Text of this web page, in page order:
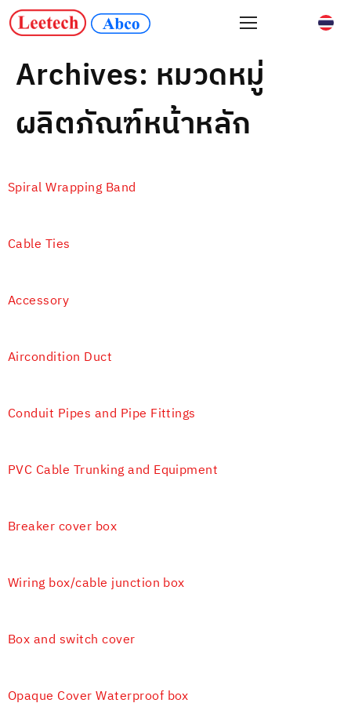
Archives: หมวดหมู่
ผลิตภัณฑ์หน้าหลัก
Spiral Wrapping Band
Cable Ties
Accessory
Aircondition Duct
Conduit Pipes and Pipe Fittings
PVC Cable Trunking and Equipment
Breaker cover box
Wiring box/cable junction box
Box and switch cover
Opaque Cover Waterproof box